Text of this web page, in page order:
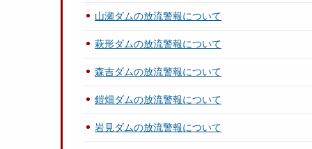
山瀬ダムの放流警報について
萩形ダムの放流警報について
森吉ダムの放流警報について
鎧畑ダムの放流警報について
岩見ダムの放流警報について